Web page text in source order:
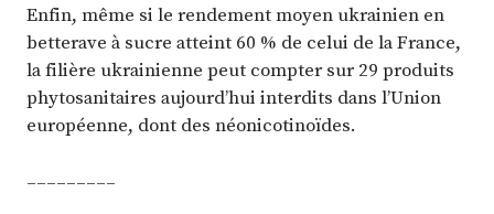
Enfin, même si le rendement moyen ukrainien en
betterave à sucre atteint 60 % de celui de la France,
la filière ukrainienne peut compter sur 29 produits
phytosanitaires aujourd’hui interdits dans l’Union
européenne, dont des néonicotinoïdes.
_________